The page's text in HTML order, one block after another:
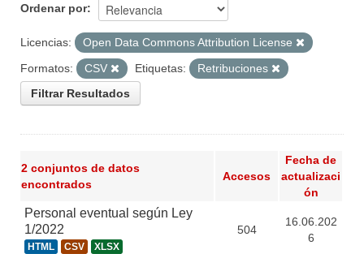
Ordenar por
Licencias:
Open Data Commons Attribution License
Formatos:
CSV Etiquetas:
Retribuciones
Filtrar Resultados
2 conjuntos de datos
encontrados
Accesos
Fecha de
actualizaci
ón
Personal eventual según Ley
1/2022
HTML CSV XLSX
504
16.06.202
6